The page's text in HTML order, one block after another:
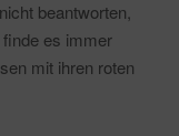
beantworten,
es immer
mit ihren roten